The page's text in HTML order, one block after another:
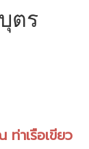
ตร
าเรือเขียว